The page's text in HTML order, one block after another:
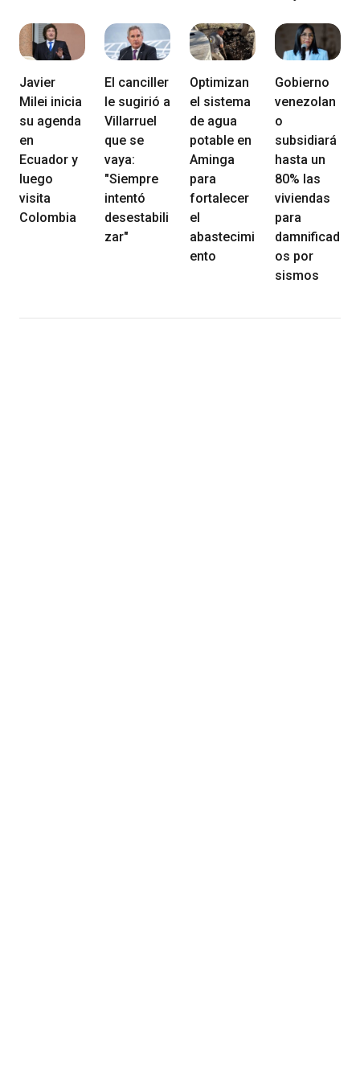
Javier
Milei inicia
su agenda
en
Ecuador y
luego
visita
Colombia
El canciller
le sugirió a
Villarruel
que se
vaya:
"Siempre
intentó
desestabili
zar"
Optimizan
el sistema
de agua
potable en
Aminga
para
fortalecer
el
abastecimi
ento
Gobierno
venezolan
o
subsidiará
hasta un
80% las
viviendas
para
damnificad
os por
sismos